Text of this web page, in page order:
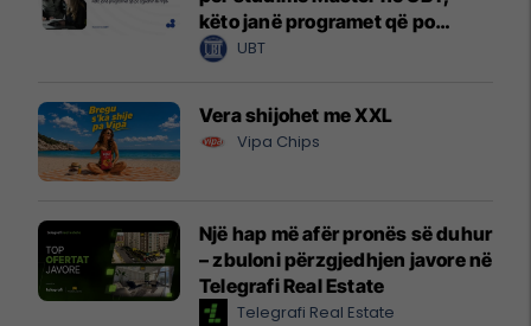
këto janë programet që po
zgjedhin të rinjtë
UBT
Vera shijohet me XXL
Vipa Chips
Një hap më afër pronës së duhur
– zbuloni përzgjedhjen javore në
Telegrafi Real Estate
Telegrafi Real Estate